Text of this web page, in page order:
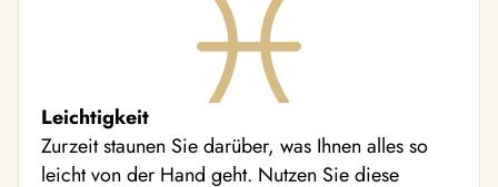
Leichtigkeit
Zurzeit staunen Sie darüber, was Ihnen alles so
leicht von der Hand geht. Nutzen Sie diese